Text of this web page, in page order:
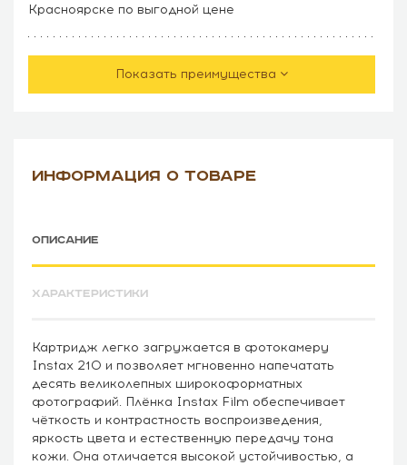
Красноярске по выгодной цене
Показать преимущества
ИНФОРМАЦИЯ О ТОВАРЕ
ОПИСАНИЕ
ХАРАКТЕРИСТИКИ
Картридж легко загружается в фотокамеру
Instax 210 и позволяет мгновенно напечатать
десять великолепных широкоформатных
фотографий. Плёнка Instax Film обеспечивает
чёткость и контрастность воспроизведения,
яркость цвета и естественную передачу тона
кожи. Она отличается высокой устойчивостью, а